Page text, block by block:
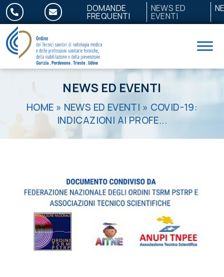
Salta al contenuto DOMANDE
FREQUENTI
NEWS ED
EVENTI
NEWS ED EVENTI
HOME » NEWS ED EVENTI » COVID-19:
INDICAZIONI AI PROFE...